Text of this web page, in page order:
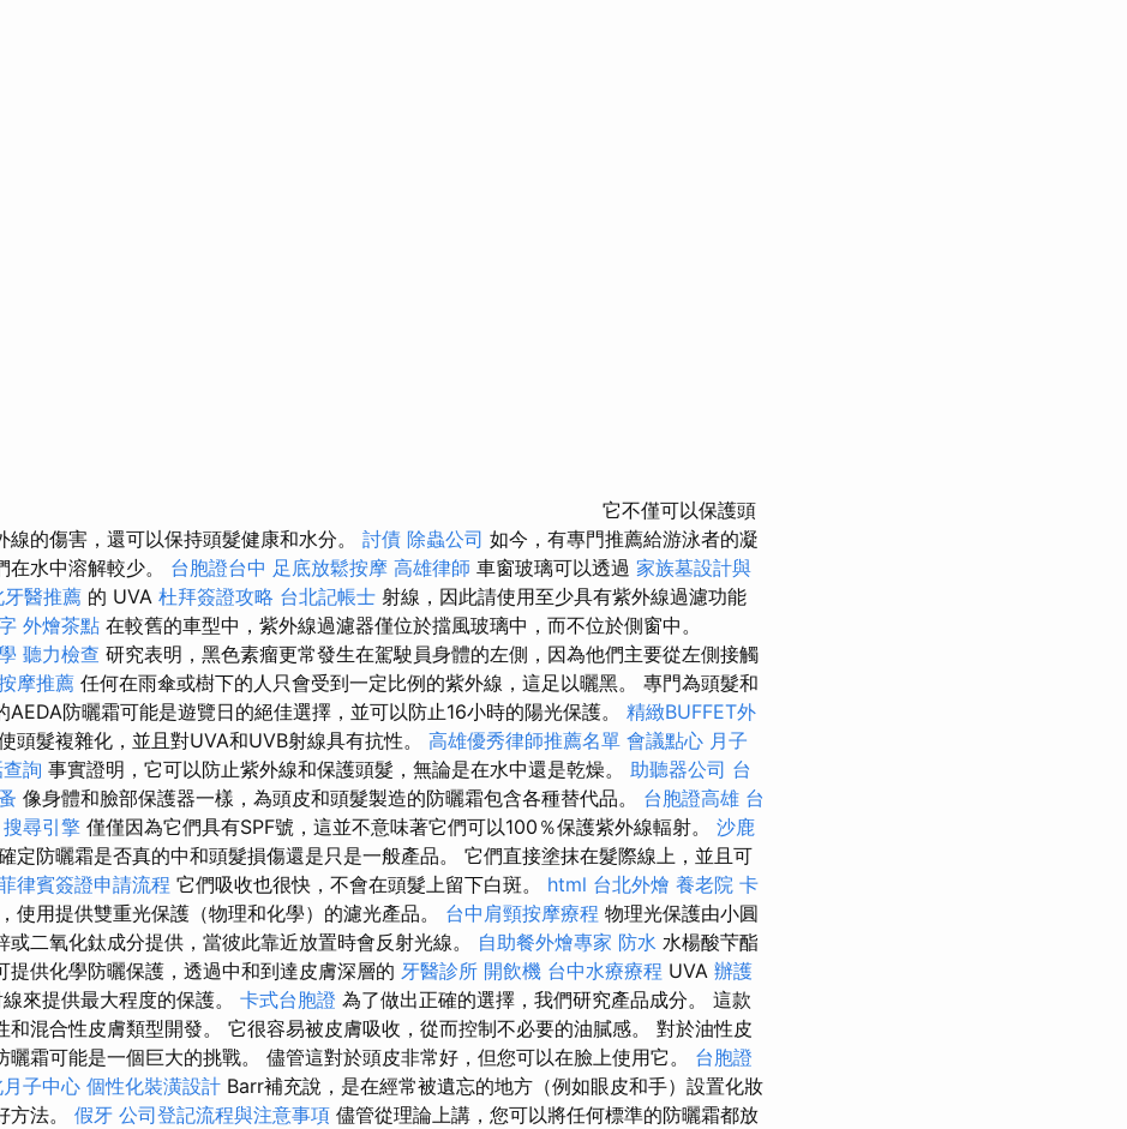
它不僅可以保護頭
線的傷害，還可以保持頭髮健康和水分。 討債 除蟲公司 如今，有專門推薦給游泳者的凝
在水中溶解較少。 台胞證台中 足底放鬆按摩 高雄律師 車窗玻璃可以透過 家族墓設計與
牙醫推薦 的 UVA 杜拜簽證攻略 台北記帳士 射線，因此請使用至少具有紫外線過濾功能
外燴茶點 在較舊的車型中，紫外線過濾器僅位於擋風玻璃中，而不位於側窗中。
聽力檢查 研究表明，黑色素瘤更常發生在駕駛員身體的左側，因為他們主要從左側接觸
摩推薦 任何在雨傘或樹下的人只會受到一定比例的紫外線，這足以曬黑。 專門為頭髮和
AEDA防曬霜可能是遊覽日的絕佳選擇，並可以防止16小時的陽光保護。 精緻BUFFET外
頭髮複雜化，並且對UVA和UVB射線具有抗性。 高雄優秀律師推薦名單 會議點心 月子
詢 事實證明，它可以防止紫外線和保護頭髮，無論是在水中還是乾燥。 助聽器公司 台
像身體和臉部保護器一樣，為頭皮和頭髮製造的防曬霜包含各種替代品。 台胞證高雄 台
搜尋引擎 僅僅因為它們具有SPF號，這並不意味著它們可以100％保護紫外線輻射。 沙鹿
定防曬霜是否真的中和頭髮損傷還是只是一般產品。 它們直接塗抹在髮際線上，並且可
律賓簽證申請流程 它們吸收也很快，不會在頭髮上留下白斑。 html 台北外燴 養老院 卡
使用提供雙重光保護（物理和化學）的濾光產品。 台中肩頸按摩療程 物理光保護由小圓
或二氧化鈦成分提供，當彼此靠近放置時會反射光線。 自助餐外燴專家 防水 水楊酸芐酯
提供化學防曬保護，透過中和到達皮膚深層的 牙醫診所 開飲機 台中水療療程 UVA 辦護
來提供最大程度的保護。 卡式台胞證 為了做出正確的選擇，我們研究產品成分。 這款
和混合性皮膚類型開發。 它很容易被皮膚吸收，從而控制不必要的油膩感。 對於油性皮
曬霜可能是一個巨大的挑戰。 儘管這對於頭皮非常好，但您可以在臉上使用它。 台胞證
子中心 個性化裝潢設計 Barr補充說，是在經常被遺忘的地方（例如眼皮和手）設置化妝
方法。 假牙 公司登記流程與注意事項 儘管從理論上講，您可以將任何標準的防曬霜都放